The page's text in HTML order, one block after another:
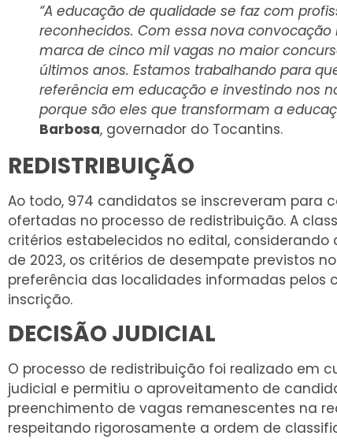
“A educação de qualidade se faz com
reconhecidos. Com essa nova
marca de cinco mil vagas no maior
últimos anos. Estamos trabalhando para
referência em educação e investindo nos
porque são eles que transformam a
Barbosa, governador do Tocantins.
REDISTRIBUIÇÃO
Ao todo, 974 candidatos se inscreveram para
ofertadas no processo de redistribuição. A
critérios estabelecidos no edital,
de 2023, os critérios de desempate previstos
preferência das localidades informadas pelos
inscrição.
DECISÃO JUDICIAL
O processo de redistribuição foi realizado em
judicial e permitiu o aproveitamento de
preenchimento de vagas remanescentes na
respeitando rigorosamente a ordem de